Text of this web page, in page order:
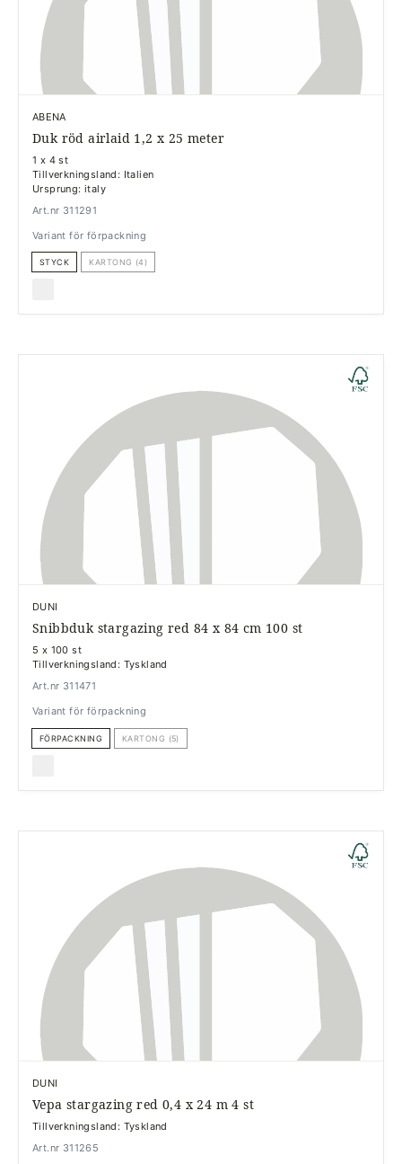
ABENA
Duk röd airlaid 1,2 x 25 meter
1 x 4 st
Tillverkningsland: Italien
Ursprung: italy
Art.nr 311291
Variant för förpackning
STYCK KARTONG (4)
DUNI
Snibbduk stargazing red 84 x 84 cm 100 st
5 x 100 st
Tillverkningsland: Tyskland
Art.nr 311471
Variant för förpackning
FÖRPACKNING KARTONG (5)
DUNI
Vepa stargazing red 0,4 x 24 m 4 st
Tillverkningsland: Tyskland
Art.nr 311265